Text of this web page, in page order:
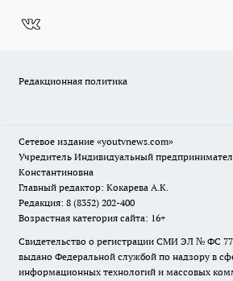
Редакционная политика
Сетевое издание «youtvnews.com»
Учредитель Индивидуальный
Константиновна
Главный редактор: Кокарева А.К.
Редакция: 8 (8352) 202-400
Возрастная категория сайта: 16+
Свидетельство о регистрации СМИ ЭЛ № ФС 77
выдано Федеральной службой по надзору в
информационных технологий и массовых